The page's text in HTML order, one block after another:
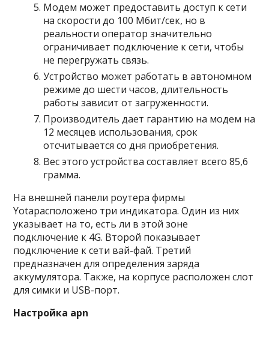
Модем может предоставить доступ к сети
на скорости до 100 Мбит/сек, но в
реальности оператор значительно
ограничивает подключение к сети, чтобы
не перегружать связь.
Устройство может работать в автономном
режиме до шести часов, длительность
работы зависит от загруженности.
Производитель дает гарантию на модем на
12 месяцев использования, срок
отсчитывается со дня приобретения.
Вес этого устройства составляет всего 85,6
грамма.
На внешней панели роутера фирмы
Yotaрасположено три индикатора. Один из них
указывает на то, есть ли в этой зоне
подключение к 4G. Второй показывает
подключение к сети вай-фай. Третий
предназначен для определения заряда
аккумулятора. Также, на корпусе расположен слот
для симки и USB-порт.
Настройка apn